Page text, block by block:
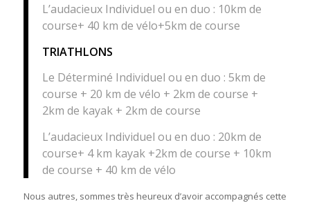
L’audacieux Individuel ou en duo : 10km de
course+ 40 km de vélo+5km de course
TRIATHLONS
Le Déterminé Individuel ou en duo : 5km de
course + 20 km de vélo + 2km de course +
2km de kayak + 2km de course
L’audacieux Individuel ou en duo : 20km de
course+ 4 km kayak +2km de course + 10km
de course + 40 km de vélo
Nous autres, sommes très heureux d’avoir accompagnés cette